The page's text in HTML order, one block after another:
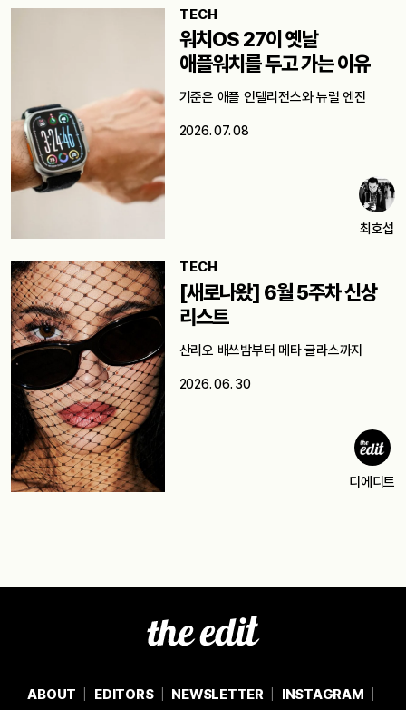
TECH
워치OS 27이 옛날
애플워치를 두고 가는 이유
기준은 애플 인텔리전스와 뉴럴 엔진
2026. 07. 08
최호섭
TECH
[새로나왔] 6월 5주차 신상
리스트
산리오 배쓰밤부터 메타 글라스까지
2026. 06. 30
디에디트
ABOUT EDITORS NEWSLETTER INSTAGRAM